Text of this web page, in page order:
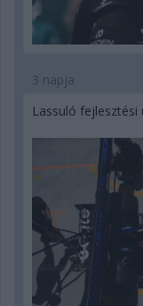
3 napja
Lassuló